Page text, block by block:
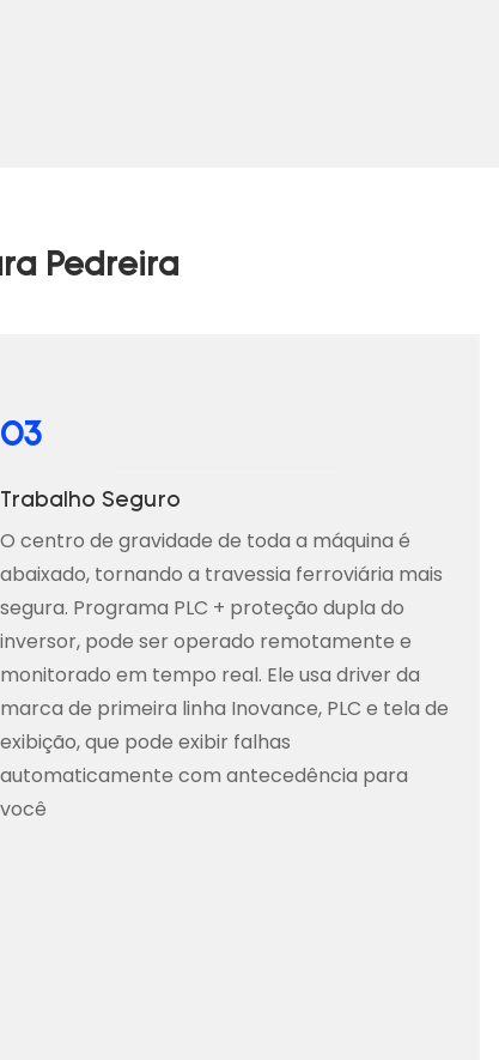
Pedreira
03
Trabalho Seguro
O centro de gravidade de toda a máquina é
abaixado, tornando a travessia ferroviária mais
segura. Programa PLC + proteção dupla do
inversor, pode ser operado remotamente e
monitorado em tempo real. Ele usa driver da
marca de primeira linha Inovance, PLC e tela de
exibição, que pode exibir falhas
automaticamente com antecedência para
você